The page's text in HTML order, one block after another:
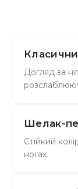
Догляд за
Шелак-
Стійкий
ногах.